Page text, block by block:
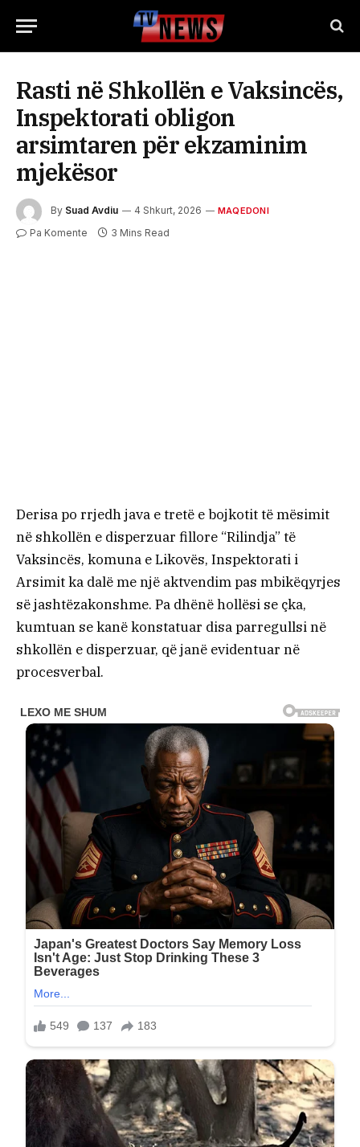
Rasti në Shkollën e Vaksincës,
Inspektorati obligon
arsimtaren për ekzaminim
mjekësor
By Suad Avdiu 4 Shkurt, 2026 MAQEDONI
Pa Komente 3 Mins Read
Derisa po rrjedh java e tretë e bojkotit të mësimit
në shkollën e disperzuar fillore “Rilindja” të
Vaksincës, komuna e Likovës, Inspektorati i
Arsimit ka dalë me një aktvendim pas mbikëqyrjes
së jashtëzakonshme. Pa dhënë hollësi se çka,
kumtuan se kanë konstatuar disa parregullsi në
shkollën e disperzuar, që janë evidentuar në
procesverbal.